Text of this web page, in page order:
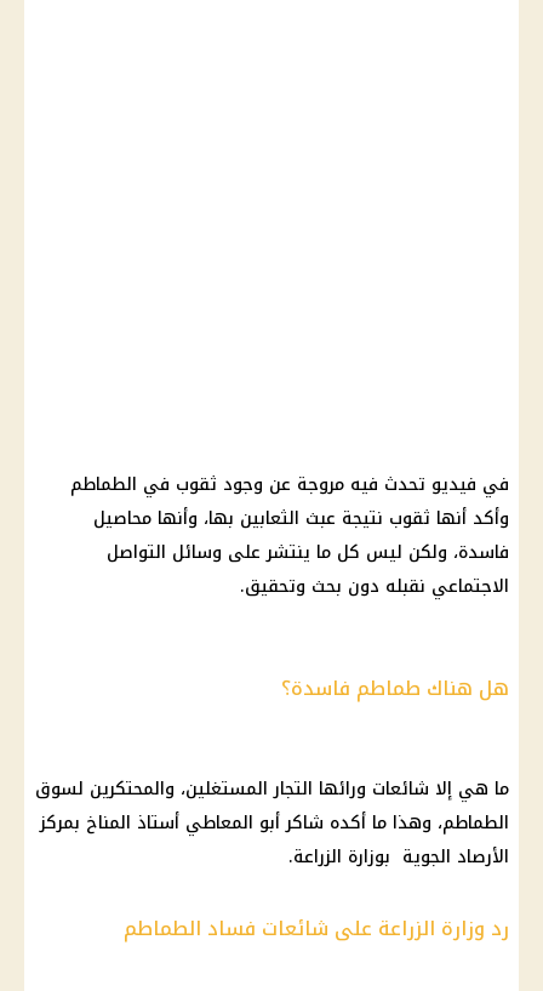
في فيديو تحدث فيه مروجة عن وجود ثقوب في الطماطم
وأكد أنها ثقوب نتيجة عبث الثعابين بها، وأنها محاصيل
فاسدة، ولكن ليس كل ما ينتشر على وسائل التواصل
الاجتماعي نقبله دون بحث وتحقيق.
هل هناك طماطم فاسدة؟
ما هي إلا شائعات ورائها التجارالمستغلين، والمحتكرين لسوق
الطماطم، وهذا ما أكده شاكر أبو المعاطي أستاذ المناخ بمركز
الأرصاد الجوية بوزارة الزراعة.
رد وزارة الزراعة على شائعات فساد الطماطم